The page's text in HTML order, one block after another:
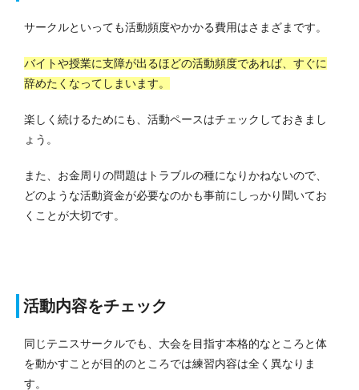
サークルといっても活動頻度やかかる費用はさまざまです。
バイトや授業に支障が出るほどの活動頻度であれば、すぐに
辞めたくなってしまいます。
楽しく続けるためにも、活動ペースはチェックしておきまし
ょう。
また、お金周りの問題はトラブルの種になりかねないので、
どのような活動資金が必要なのかも事前にしっかり聞いてお
くことが大切です。
活動内容をチェック
同じテニスサークルでも、大会を目指す本格的なところと体
を動かすことが目的のところでは練習内容は全く異なりま
す。